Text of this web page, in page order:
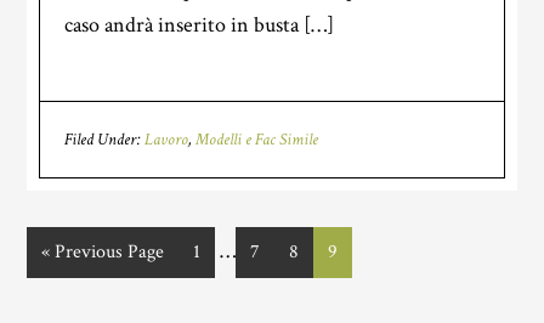
caso andrà inserito in busta […]
Filed Under:Lavoro,Modelli e Fac Simile
«Go
to
Previous Page Page
1
Interim
pages
… Page
7 Page
8 Page
9